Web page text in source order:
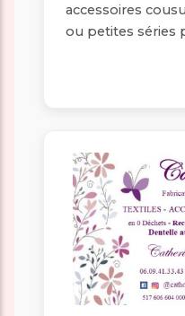
accessoires
ou petites séries